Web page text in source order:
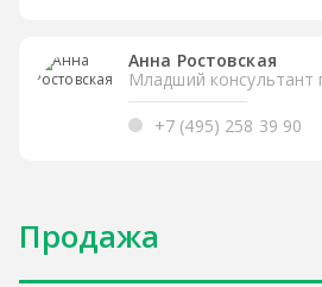
Анна Ростовская
Младший
+7 (495) 258 39 90
Продажа